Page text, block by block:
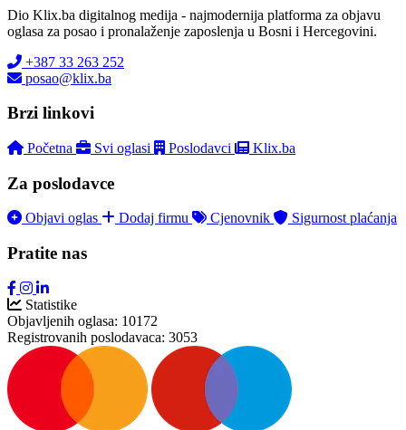
Dio Klix.ba digitalnog medija - najmodernija platforma za objavu
oglasa za posao i pronalaženje zaposlenja u Bosni i Hercegovini.
+387 33 263 252
posao@klix.ba
Brzi linkovi
Početna Svi oglasi Poslodavci Klix.ba
Za poslodavce
Objavi oglas Dodaj firmu Cjenovnik Sigurnost plaćanja
Pratite nas
Statistike
Objavljenih oglasa: 10172
Registrovanih poslodavaca: 3053